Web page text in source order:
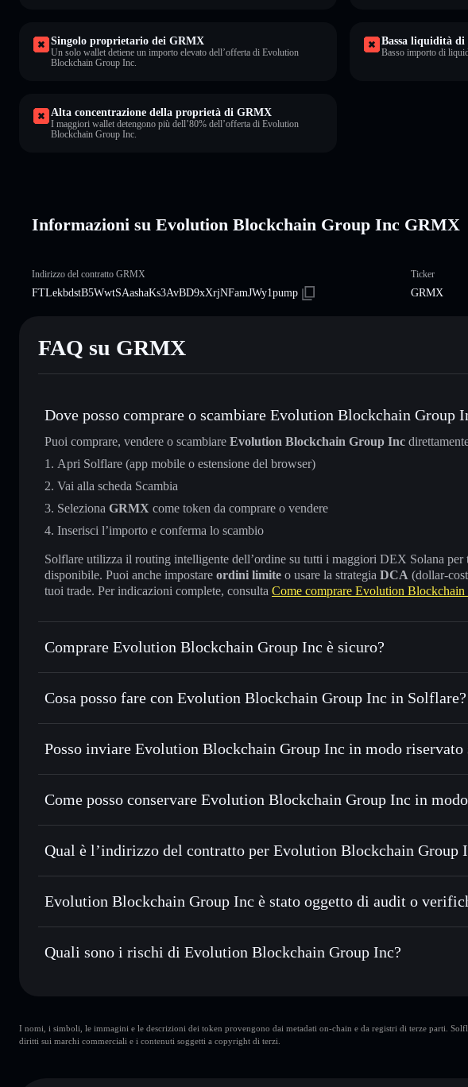
Singolo proprietario dei GRMX
Un solo wallet detiene un importo elevato dell’offerta di Evolution
Blockchain Group Inc.
Bassa liquidità
Basso importo di
Alta concentrazione della proprietà di GRMX
I maggiori wallet detengono più dell’80% dell’offerta di Evolution
Blockchain Group Inc.
Informazioni su Evolution Blockchain Group Inc GRMX
Indirizzo del contratto GRMX
FTLekbdstB5WwtSAashaKs3AvBD9xXrjNFamJWy1pump
Ticker
GRMX
FAQ su GRMX
Dove posso comprare o scambiare Evolution Blockchain Group
Puoi comprare, vendere o scambiare Evolution Blockchain Group Inc
Apri Solflare (app mobile o estensione del browser)
Vai alla scheda Scambia
Seleziona GRMX come token da comprare o vendere
Inserisci l’importo e conferma lo scambio
Solflare utilizza il routing intelligente dell’ordine su tutti i maggiori DEX Solana
disponibile. Puoi anche impostare ordini limite o usare la strategia DCA (dollar-
tuoi trade. Per indicazioni complete, consulta Come comprare Evolution
Comprare Evolution Blockchain Group Inc è sicuro?
Evolution Blockchain Group Inc non è verificato
Cosa posso fare con Evolution Blockchain Group Inc in Solflare?
Evolution Blockchain Group Inc
wallet Solflare
Scambiare istantaneamente— scambia GRMX in SOL, USDC o in migliaia di
Usare il DCA— applica la strategia dollar-cost average su GRMX nel tempo
Inviare in modo riservato— trasferisci GRMX senza collegare pubblicamente i
privacy incorporato di Solflare
esclusivo controllo delle tue chiavi private
Posso inviare Evolution Blockchain Group Inc in modo riservato
Aggregatore di privacy
Inc
Come posso conservare Evolution Blockchain Group Inc in
Evolution Blockchain Group Inc
Solflare
Aggregatore di privacy
Qual è l’indirizzo del contratto per Evolution Blockchain Group
Evolution Blockchain Group Inc
FTLekbdstB5WwtSAashaKs3AvBD9xXrjNFamJWy1pump
GRMX
Evolution Blockchain Group Inc è stato oggetto di audit o
Evolution Blockchain Group Inc non è verificato
Quali sono i rischi di Evolution Blockchain Group Inc?
wallet
Evolution Blockchain Group Inc
I nomi, i simboli, le immagini e le descrizioni dei token provengono dai metadati on-chain e da registri di terze parti.
diritti sui marchi commerciali e i contenuti soggetti a copyright di terzi.